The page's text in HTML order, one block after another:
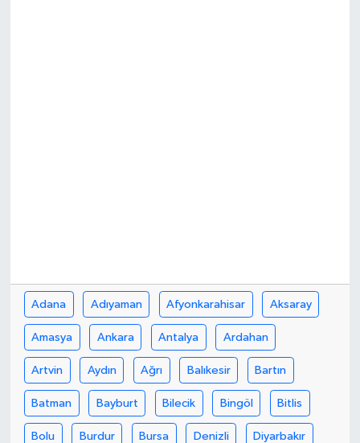
Adana Adıyaman Afyonkarahisar Aksaray
Amasya Ankara Antalya Ardahan
Artvin Aydın Ağrı Balıkesir Bartın
Batman Bayburt Bilecik Bingöl Bitlis
Bolu Burdur Bursa Denizli Diyarbakır
Spor
Teknoloji
Yaşam